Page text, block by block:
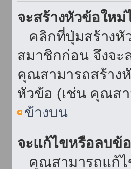
จะสร้างหัวข้อใหม่
คลิกที่ปุ่มสร้างหั
สมาชิกก่อน จึงจ
คุณสามารถสร้าง
หัวข้อ (เช่น คุณส
ข้างบน
จะแก้ไขหรือลบข้
คุณสามารถแก้ไ